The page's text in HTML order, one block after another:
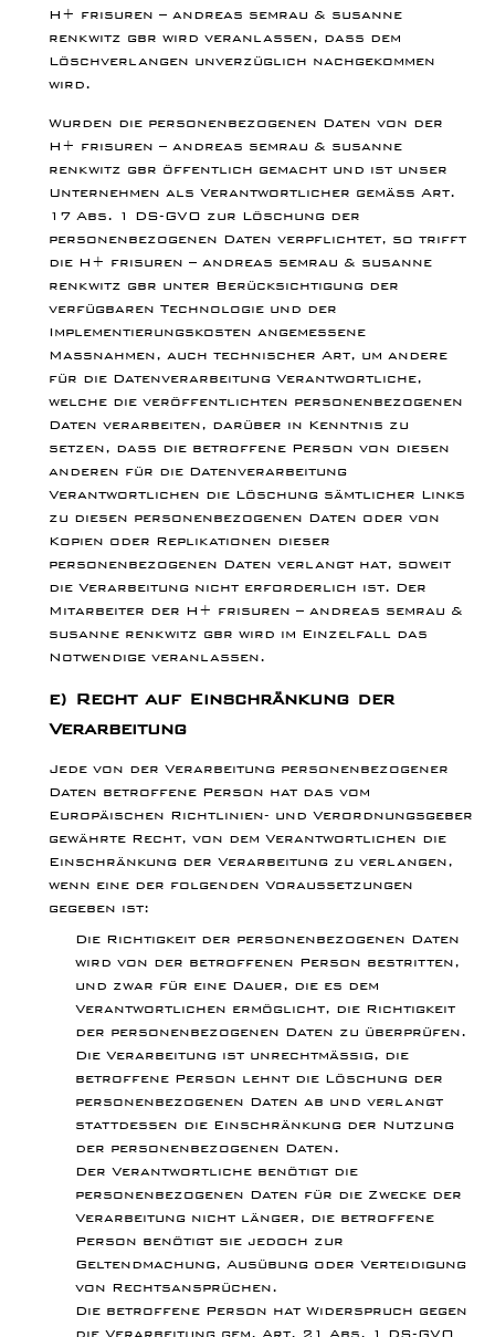
H+ frisuren – andreas semrau & susanne
renkwitz gbr wird veranlassen, dass dem
Löschverlangen unverzüglich nachgekommen
wird.
Wurden die personenbezogenen Daten von der
H+ frisuren – andreas semrau & susanne
renkwitz gbr öffentlich gemacht und ist unser
Unternehmen als Verantwortlicher gemäß Art.
17 Abs. 1 DS-GVO zur Löschung der
personenbezogenen Daten verpflichtet, so trifft
die H+ frisuren – andreas semrau & susanne
renkwitz gbr unter Berücksichtigung der
verfügbaren Technologie und der
Implementierungskosten angemessene
Maßnahmen, auch technischer Art, um andere
für die Datenverarbeitung Verantwortliche,
welche die veröffentlichten personenbezogenen
Daten verarbeiten, darüber in Kenntnis zu
setzen, dass die betroffene Person von diesen
anderen für die Datenverarbeitung
Verantwortlichen die Löschung sämtlicher Links
zu diesen personenbezogenen Daten oder von
Kopien oder Replikationen dieser
personenbezogenen Daten verlangt hat, soweit
die Verarbeitung nicht erforderlich ist. Der
Mitarbeiter der H+ frisuren – andreas semrau &
susanne renkwitz gbr wird im Einzelfall das
Notwendige veranlassen.
e) Recht auf Einschränkung der
Verarbeitung
Jede von der Verarbeitung personenbezogener
Daten betroffene Person hat das vom
Europäischen Richtlinien- und Verordnungsgeber
gewährte Recht, von dem Verantwortlichen die
Einschränkung der Verarbeitung zu verlangen,
wenn eine der folgenden Voraussetzungen
gegeben ist:
Die Richtigkeit der personenbezogenen Daten
wird von der betroffenen Person bestritten,
und zwar für eine Dauer, die es dem
Verantwortlichen ermöglicht, die Richtigkeit
der personenbezogenen Daten zu überprüfen.
Die Verarbeitung ist unrechtmäßig, die
betroffene Person lehnt die Löschung der
personenbezogenen Daten ab und verlangt
stattdessen die Einschränkung der Nutzung
der personenbezogenen Daten.
Der Verantwortliche benötigt die
personenbezogenen Daten für die Zwecke der
Verarbeitung nicht länger, die betroffene
Person benötigt sie jedoch zur
Geltendmachung, Ausübung oder Verteidigung
von Rechtsansprüchen.
Die betroffene Person hat Widerspruch gegen
die Verarbeitung gem. Art. 21 Abs. 1 DS-GVO